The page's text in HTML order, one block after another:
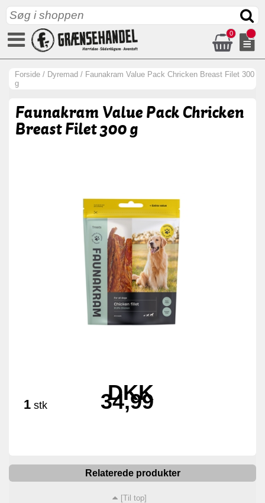
0
Forside / Dyremad / Faunakram Value Pack Chricken Breast Filet 300
g
Faunakram Value Pack Chricken
Breast Filet 300 g
1 stk
DKK
34,99
Relaterede produkter
[Til top]